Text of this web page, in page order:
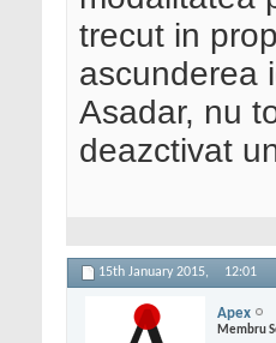
trecut in
ascunderea
Asadar, nu
deazctivat
15th January 2015, 12:01
Apex
Membru